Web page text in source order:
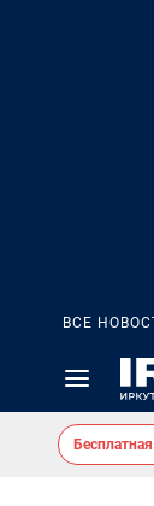
ВСЕ